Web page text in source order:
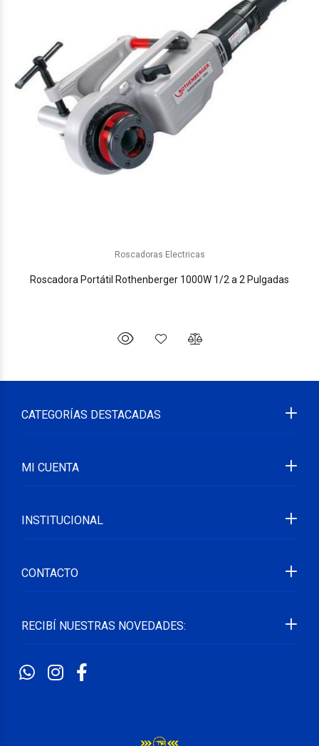
Roscadoras Electricas
Roscadora Portátil Rothenberger 1000W 1/2 a 2 Pulgadas
RECIBÍ NUESTRAS NOVEDADES:
CATEGORÍAS DESTACADAS
MI CUENTA
INSTITUCIONAL
CONTACTO